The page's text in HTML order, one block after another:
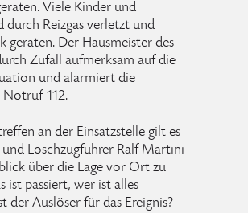
Viele Kinder und
durch Reizgas verletzt und
geraten. Der Hausmeister des
Zufall aufmerksam auf die
und alarmiert die
Notruf 112.
an der Einsatzstelle gilt es
Löschzugführer Ralf Martini
über die Lage vor Ort zu
ist passiert, wer ist alles
der Auslöser für das Ereignis?